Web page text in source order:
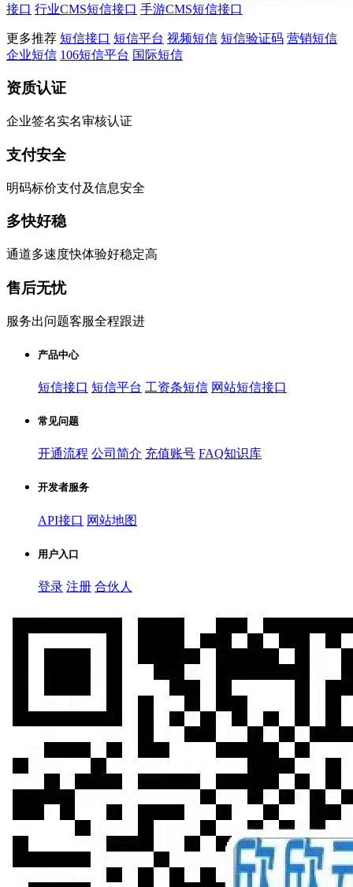
接口 行业CMS短信接口 手游CMS短信接口
更多推荐 短信接口 短信平台 视频短信 短信验证码 营销短信
企业短信 106短信平台 国际短信
资质认证
企业签名实名审核认证
支付安全
明码标价支付及信息安全
多快好稳
通道多速度快体验好稳定高
售后无忧
服务出问题客服全程跟进
产品中心
短信接口 短信平台 工资条短信 网站短信接口
常见问题
开通流程 公司简介 充值账号 FAQ知识库
开发者服务
API接口 网站地图
用户入口
登录 注册 合伙人